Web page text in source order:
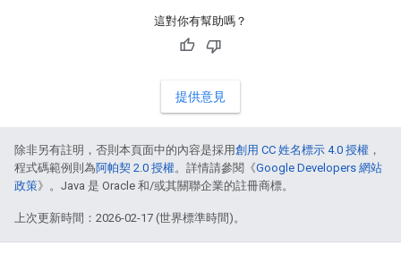
這對你有幫助嗎？
提供意見
除非另有註明，否則本頁面中的內容是採用創用 CC 姓名標示 4.0 授權 ，
程式碼範例則為阿帕契 2.0 授權。詳情請參閱《Google Developers 網站
政策》。Java 是 Oracle 和/或其關聯企業的註冊商標。
上次更新時間：2026-02-17 (世界標準時間)。